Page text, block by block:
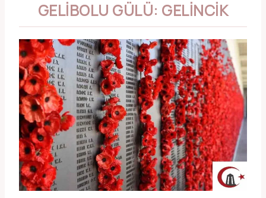
GELIBOLU GÜLÜ: GELINCIK